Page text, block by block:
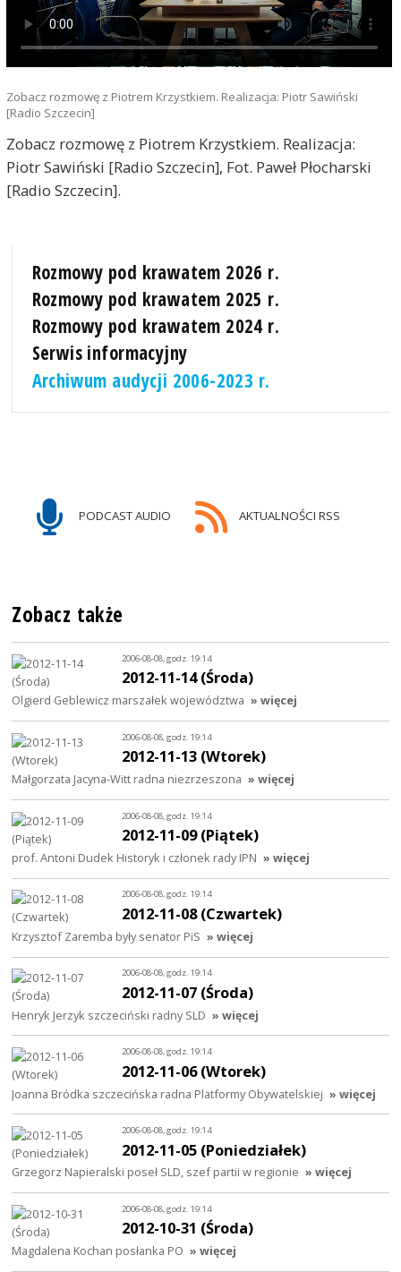
Zobacz rozmowę z Piotrem Krzystkiem. Realizacja: Piotr Sawiński
[Radio Szczecin]
Zobacz rozmowę z Piotrem Krzystkiem. Realizacja:
Piotr Sawiński [Radio Szczecin], Fot. Paweł Płocharski
[Radio Szczecin].
Rozmowy pod krawatem 2026 r.
Rozmowy pod krawatem 2025 r.
Rozmowy pod krawatem 2024 r.
Serwis informacyjny
Archiwum audycji 2006-2023 r.
PODCAST AUDIO AKTUALNOŚCI RSS
Zobacz także
2006-08-08, godz. 19:14
2012-11-14 (Środa)
Olgierd Geblewicz marszałek województwa » więcej
2006-08-08, godz. 19:14
2012-11-13 (Wtorek)
Małgorzata Jacyna-Witt radna niezrzeszona » więcej
2006-08-08, godz. 19:14
2012-11-09 (Piątek)
prof. Antoni Dudek Historyk i członek rady IPN » więcej
2006-08-08, godz. 19:14
2012-11-08 (Czwartek)
Krzysztof Zaremba były senator PiS » więcej
2006-08-08, godz. 19:14
2012-11-07 (Środa)
Henryk Jerzyk szczeciński radny SLD » więcej
2006-08-08, godz. 19:14
2012-11-06 (Wtorek)
Joanna Bródka szczecińska radna Platformy Obywatelskiej » więcej
2006-08-08, godz. 19:14
2012-11-05 (Poniedziałek)
Grzegorz Napieralski poseł SLD, szef partii w regionie » więcej
2006-08-08, godz. 19:14
2012-10-31 (Środa)
Magdalena Kochan posłanka PO » więcej